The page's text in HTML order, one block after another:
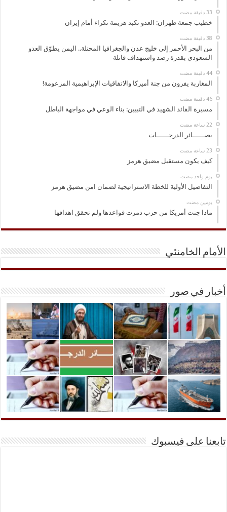
خطيب جمعة طهران: العدو تكبد هزيمة نكراء أمام إيران
من البحر الأحمر إلى خليج عدن والجغرافيا المحتلة.. اليمن يطوّق العدو
السعودي بقدرة رصد واستهداف قاتلة
‏44 دقيقة مضت
المغاربة يفرون من جنة أميركا والاتفاقيات الإبراهيمية المزعومة!
‏46 دقيقة مضت
مسيرة القائد الشهيد في التبيين: بناء الوعي في مواجهة الباطل
بصــــــائر الدرجــــــات
كيف يكون مستقبل مضيق هرمز
‏يوم واحد مضت
التفاصيل الأولية للخطة الاستراتيجية لضمان امن مضيق هرمز
‏يومين مضت
ماذا جنت أمريكا من حرب دمرت قواعدها ولم تحقق اهدافها
الأمام الخامنئي
أخبار في صور
تابعنا على فيسبوك